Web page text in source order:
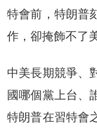
特會前，特朗普
作，卻掩飾不了
中美長期競爭、
國哪個黨上台、
特朗普在習特會